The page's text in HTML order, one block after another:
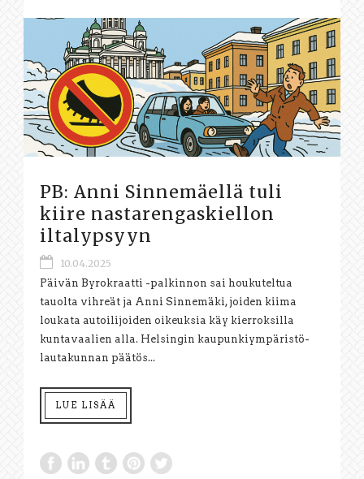
PB: Anni Sinnemäellä tuli
kiire nastarengaskiellon
iltalypsyyn
10.04.2025
Päivän Byrokraatti -palkinnon sai houkuteltua
tauolta vihreät ja Anni Sinnemäki, joiden kiima
loukata autoilijoiden oikeuksia käy kierroksilla
kuntavaalien alla. Helsingin kaupunkiympäristö-
lautakunnan päätös...
LUE LISÄÄ